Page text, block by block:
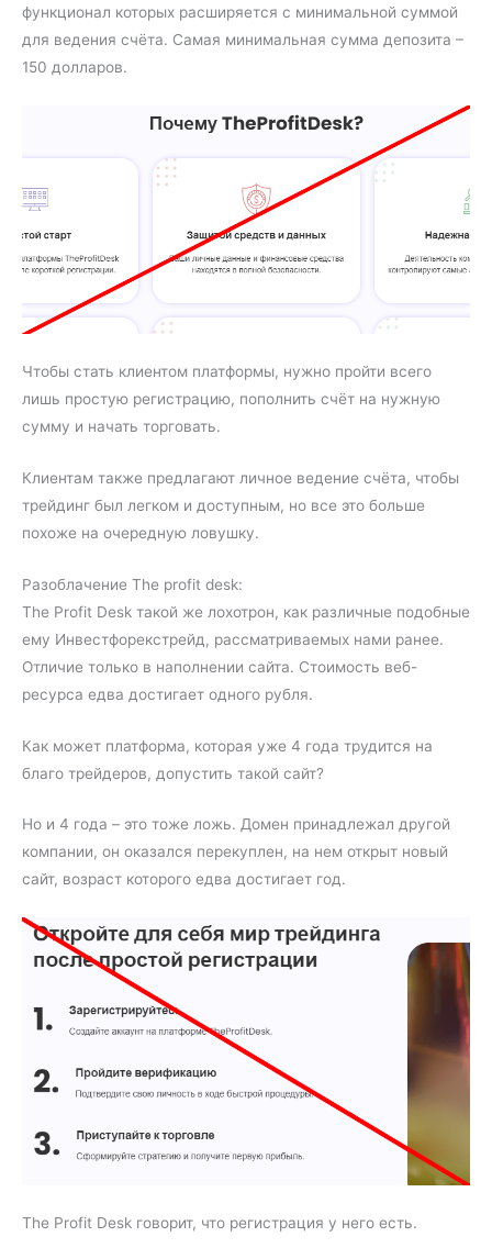
функционал которых расширяется с минимальной суммой
для ведения счёта. Самая минимальная сумма депозита –
150 долларов.
Чтобы стать клиентом платформы, нужно пройти всего
лишь простую регистрацию, пополнить счёт на нужную
сумму и начать торговать.
Клиентам также предлагают личное ведение счёта, чтобы
трейдинг был легком и доступным, но все это больше
похоже на очередную ловушку.
Разоблачение The profit desk:
The Profit Desk такой же лохотрон, как различные подобные
ему Инвестфорекстрейд, рассматриваемых нами ранее.
Отличие только в наполнении сайта. Стоимость веб-
ресурса едва достигает одного рубля.
Как может платформа, которая уже 4 года трудится на
благо трейдеров, допустить такой сайт?
Но и 4 года – это тоже ложь. Домен принадлежал другой
компании, он оказался перекуплен, на нем открыт новый
сайт, возраст которого едва достигает год.
The Profit Desk говорит, что регистрация у него есть.